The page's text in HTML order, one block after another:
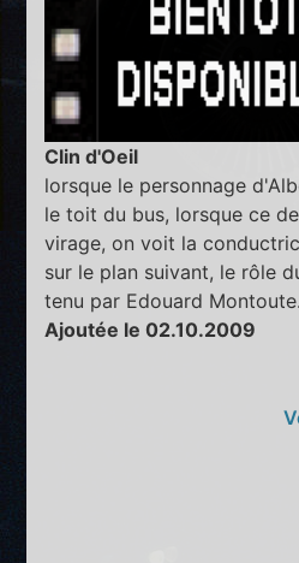
Clin d'Oeil
lorsque le personnage
le toit du bus, lorsque ce
virage, on voit la
sur le plan suivant, le rôle
tenu par Edouard Montoute.
Ajoutée le 02.10.2009